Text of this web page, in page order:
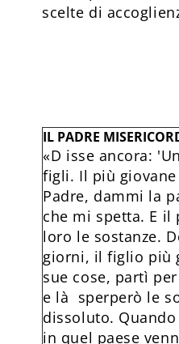
scelte di
IL PADRE
«D isse ancora:
figli. Il più
Padre, dammi la
che mi spetta. E il
loro le sostanze.
giorni, il figlio più
sue cose, partì
e là sperperò le
dissoluto.
in quel paese